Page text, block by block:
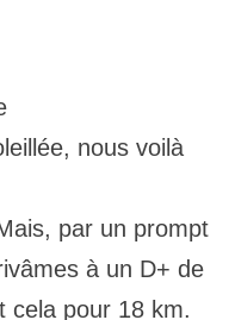
nous voilà
par un prompt
à un D+ de
cela pour 18 km.